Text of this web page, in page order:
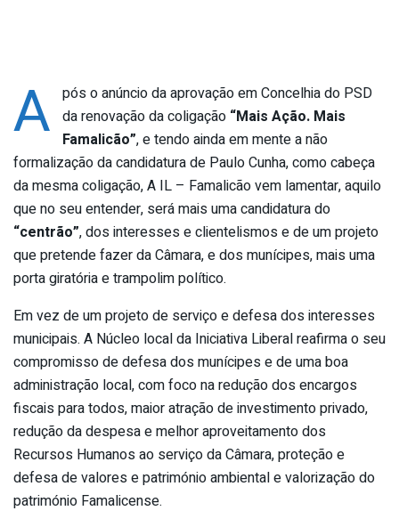
A pós o anúncio da aprovação em Concelhia do PSD
da renovação da coligação “Mais Ação. Mais
Famalicão”, e tendo ainda em mente a não
formalização da candidatura de Paulo Cunha, como cabeça
da mesma coligação, A IL – Famalicão vem lamentar, aquilo
que no seu entender, será mais uma candidatura do
“centrão”, dos interesses e clientelismos e de um projeto
que pretende fazer da Câmara, e dos munícipes, mais uma
porta giratória e trampolim político.
Em vez de um projeto de serviço e defesa dos interesses
municipais. A Núcleo local da Iniciativa Liberal reafirma o seu
compromisso de defesa dos munícipes e de uma boa
administração local, com foco na redução dos encargos
fiscais para todos, maior atração de investimento privado,
redução da despesa e melhor aproveitamento dos
Recursos Humanos ao serviço da Câmara, proteção e
defesa de valores e património ambiental e valorização do
património Famalicense.